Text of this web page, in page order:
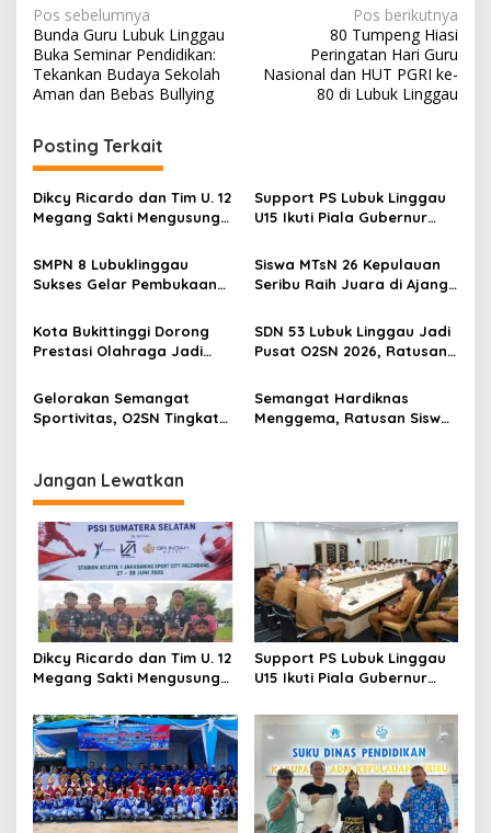
N
a
v
i
g
a
s
i
p
o
s
Pos sebelumnya
Bunda Guru Lubuk Linggau
Buka Seminar Pendidikan:
Tekankan Budaya Sekolah
Aman dan Bebas Bullying
Pos berikutnya
80 Tumpeng Hiasi
Peringatan Hari Guru
Nasional dan HUT PGRI ke-
80 di Lubuk Linggau
Posting Terkait
Dikcy Ricardo dan Tim U. 12
Megang Sakti Mengusung
Perempat Final Piala
Presiden Zona Sumatera
Support PS Lubuk Linggau
U15 Ikuti Piala Gubernur
Baik Daerah dan Semangat
Juang Generasi Muda
SMPN 8 Lubuklinggau
Sukses Gelar Pembukaan
Pelajar Ambil Bagian
Siswa MTsN 26 Kepulauan
Seribu Raih Juara di Ajang
Kota Bukittinggi Dorong
Prestasi Olahraga Jadi
Sekolah Favorit
SDN 53 Lubuk Linggau Jadi
Pusat O2SN 2026, Ratusan
Menuju Tingkat Kota
Gelorakan Semangat
Sportivitas, O2SN Tingkat
Semangat Hardiknas
Menggema, Ratusan Siswa
Jangan Lewatkan
Dikcy Ricardo dan Tim U. 12
Megang Sakti Mengusung
Perempat Final Piala
Presiden Zona Sumatera
Selatan
Support PS Lubuk Linggau
U15 Ikuti Piala Gubernur
Baik Daerah dan Semangat
Juang Generasi Muda